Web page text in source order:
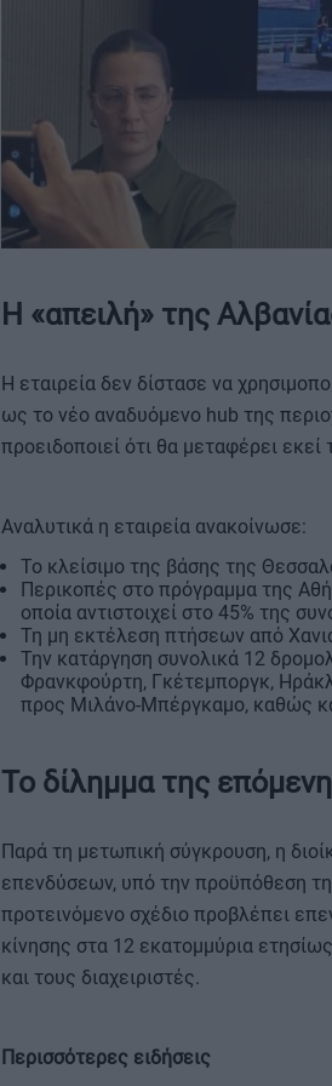
Η «απειλή» της
Η εταιρεία δεν δίστασε να
ως το νέο αναδυόμενο hub της
προειδοποιεί ότι θα μεταφέρει
Αναλυτικά η εταιρεία ανακοίνωσε:
Το κλείσιμο της βάσης της
Περικοπές στο πρόγραμμα της
οποία αντιστοιχεί στο 45% της
Τη μη εκτέλεση πτήσεων από
Την κατάργηση συνολικά 12
Φρανκφούρτη, Γκέτεμποργκ,
προς Μιλάνο-Μπέργκαμο, καθώς
Το δίλημμα της
Παρά τη μετωπική σύγκρουση, η
επενδύσεων, υπό την προϋπόθεση
προτεινόμενο σχέδιο προβλέπει
κίνησης στα 12 εκατομμύρια
και τους διαχειριστές.
Περισσότερες ειδήσεις